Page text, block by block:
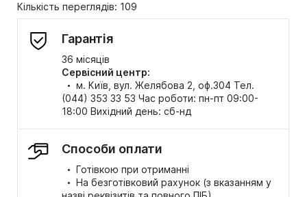
Кількість переглядів: 109
Гарантія
36 місяців
Сервісний центр:
· м. Київ, вул. Желябова 2, оф.304 Тел.
(044) 353 33 53 Час роботи: пн-пт 09:00-
18:00 Вихідний день: сб-нд
Способи оплати
· Готівкою при отриманні
· На безготівковий рахунок (з вказанням у